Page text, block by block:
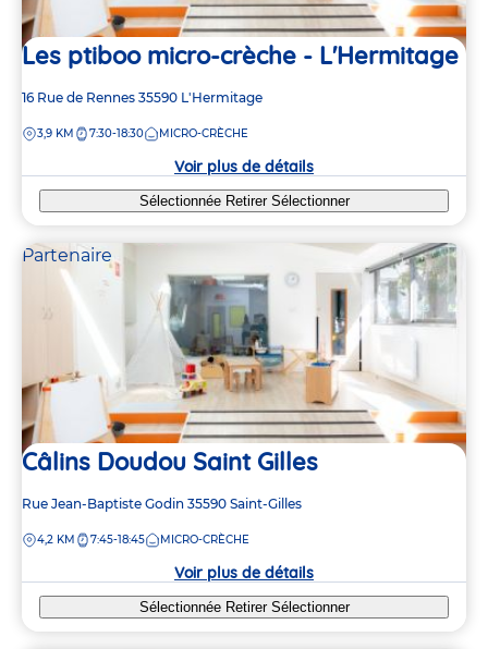
Les ptiboo micro-crèche - L'Hermitage
Adresse
la
16 Rue de Rennes 35590 L'Hermitage
DISTANCE
3,9 KM 7:30-18:30 MICRO-CRÈCHE
Voir plus de détails
Sélectionnée Retirer Sélectionner
Partenaire
Câlins Doudou Saint Gilles
Adresse
la
Rue Jean-Baptiste Godin 35590 Saint-Gilles
DISTANCE
4,2 KM 7:45-18:45 MICRO-CRÈCHE
Voir plus de détails
Sélectionnée Retirer Sélectionner